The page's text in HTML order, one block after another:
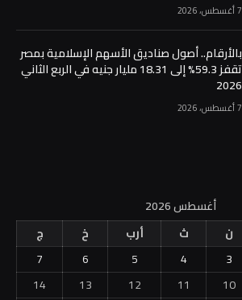
7 أغسطس، 2026
بالأرقام.. أصول صناديق الأسهم الإسلامية بمصر
تقفز 59.3% إلى 18.31 مليار جنيه في الربع الثاني
2026
7 أغسطس، 2026
أغسطس 2026
ن ث أرب خ
ج
3
4
5
6
7
10
11
12
13
14